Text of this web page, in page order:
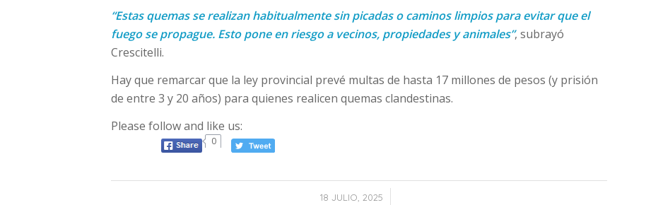
“Estas quemas se realizan habitualmente sin picadas o caminos limpios para evitar que el
fuego se propague. Esto pone en riesgo a vecinos, propiedades y animales”, subrayó
Crescitelli.
Hay que remarcar que la ley provincial prevé multas de hasta 17 millones de pesos (y prisión
de entre 3 y 20 años) para quienes realicen quemas clandestinas.
Please follow and like us:
0
18 JULIO, 2025
/